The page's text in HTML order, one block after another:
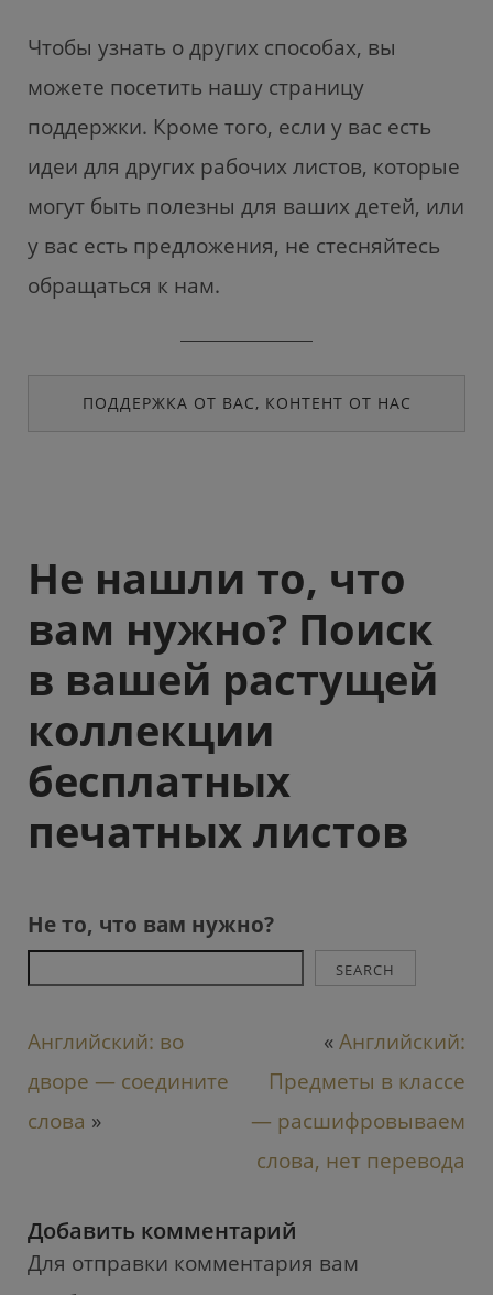
Чтобы узнать о других способах, вы
можете посетить нашу страницу
поддержки. Кроме того, если у вас есть
идеи для других рабочих листов, которые
могут быть полезны для ваших детей, или
у вас есть предложения, не стесняйтесь
обращаться к нам.
ПОДДЕРЖКА ОТ ВАС, КОНТЕНТ ОТ НАС
Не нашли то, что
вам нужно? Поиск
в вашей растущей
коллекции
бесплатных
печатных листов
Не то, что вам нужно?
SEARCH
Английский: во
дворе — соедините
слова »
«Английский:
Предметы в классе
— расшифровываем
слова, нет перевода
Добавить комментарий
Для отправки комментария вам